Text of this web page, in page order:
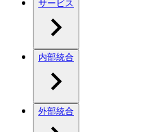
サービス
内部統合
外部統合